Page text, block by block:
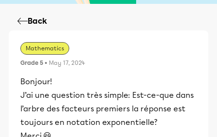
Back
Mathematics
Grade 5 • May 17, 2024
Bonjour!
J’ai une question très simple: Est-ce-que dans
l’arbre des facteurs premiers la réponse est
toujours en notation exponentielle?